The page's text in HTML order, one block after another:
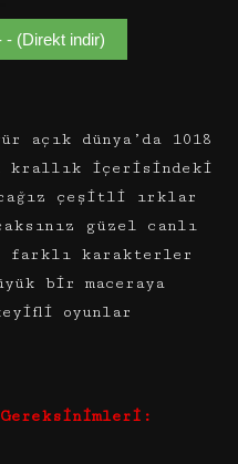
- (Direkt indir)
açık dünya’da 1018
krallık içerisindeki
çeşitli ırklar
güzel canlı
karakterler
bir maceraya
oyunlar